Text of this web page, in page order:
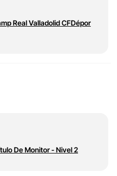
Real Valladolid CFDépor
De Monitor - Nivel 2